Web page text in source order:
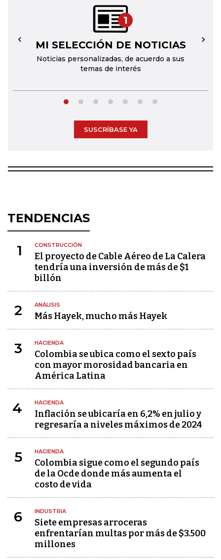
1
MI SELECCIÓN DE NOTICIAS
Noticias personalizadas, de acuerdo a sus
temas de interés
← →
SUSCRÍBASE YA
TENDENCIAS
1 CONSTRUCCIÓN
El proyecto de Cable Aéreo de La Calera
tendría una inversión de más de $1
billón
2 ANÁLISIS
Más Hayek, mucho más Hayek
3 HACIENDA
Colombia se ubica como el sexto país
con mayor morosidad bancaria en
América Latina
4 HACIENDA
Inflación se ubicaría en 6,2% en julio y
regresaría a niveles máximos de 2024
5 HACIENDA
Colombia sigue como el segundo país
de la Ocde donde más aumenta el
costo de vida
6 INDUSTRIA
Siete empresas arroceras
enfrentarían multas por más de $3.500
millones